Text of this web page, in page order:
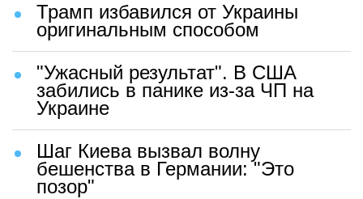
Трамп избавился от Украины
оригинальным способом
"Ужасный результат". В США
забились в панике из-за ЧП на
Украине
Шаг Киева вызвал волну
бешенства в Германии: "Это
позор"